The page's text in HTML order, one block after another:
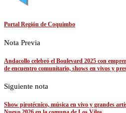
Portal Región de Coquimbo
Nota Previa
Andacollo celebró el Boulevard 2025 con
de encuentro comunitario, shows en vivos y
Siguiente nota
Show pirotécnico, música en vivo y grandes